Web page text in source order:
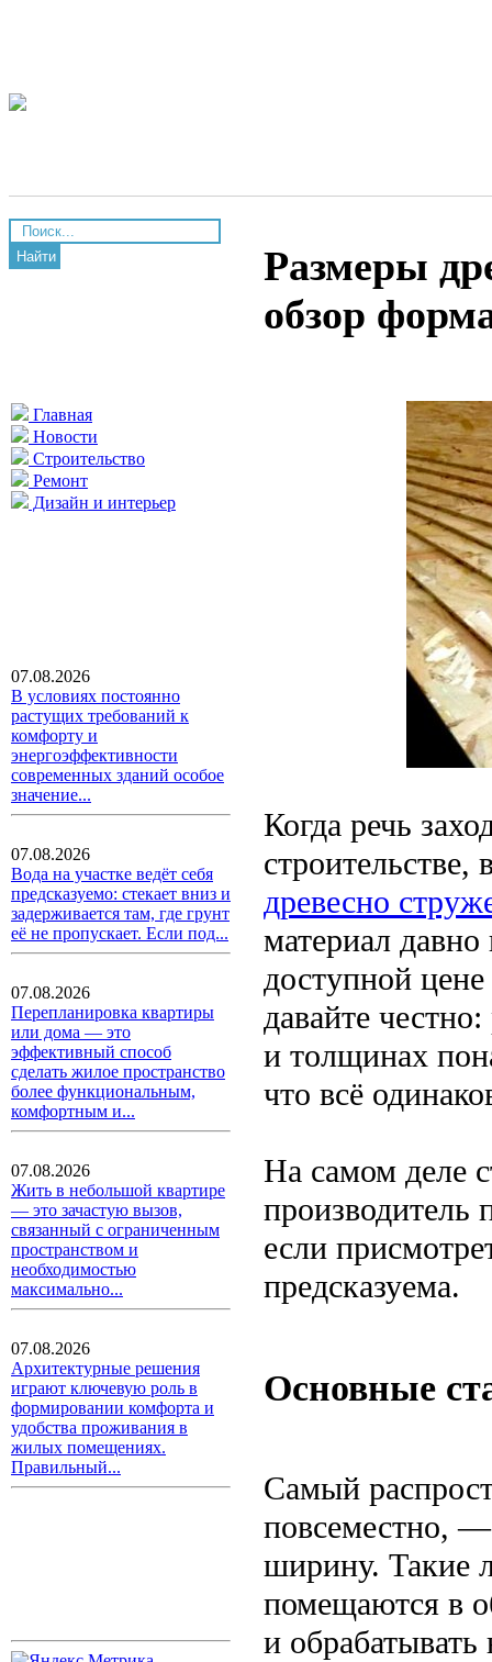
Найти
Главная
Новости
Строительство
Ремонт
Дизайн и интерьер
07.08.2026
В условиях постоянно
растущих требований к
комфорту и
энергоэффективности
современных зданий особое
значение...
07.08.2026
Вода на участке ведёт себя
предсказуемо: стекает вниз и
задерживается там, где грунт
её не пропускает. Если под...
07.08.2026
Перепланировка квартиры
или дома — это
эффективный способ
сделать жилое пространство
более функциональным,
комфортным и...
07.08.2026
Жить в небольшой квартире
— это зачастую вызов,
связанный с ограниченным
пространством и
необходимостью
максимально...
07.08.2026
Архитектурные решения
играют ключевую роль в
формировании комфорта и
удобства проживания в
жилых помещениях.
Правильный...
Размеры
обзор
Когда речь
древесно
материал давно
доступной
давайте
и толщинах
что всё
На самом деле
производитель
если
предсказуема.
Основные
Самый
повсеместно,
ширину. Такие
помещаются в
и